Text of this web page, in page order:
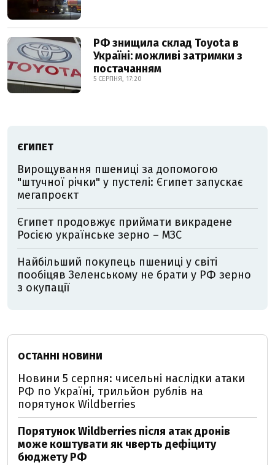
РФ знищила склад Toyota в
Україні: можливі затримки з
постачанням
5 СЕРПНЯ, 17:20
ЄГИПЕТ
Вирощування пшениці за допомогою
"штучної річки" у пустелі: Єгипет запускає
мегапроєкт
Єгипет продовжує приймати викрадене
Росією українське зерно – МЗС
Найбільший покупець пшениці у світі
пообіцяв Зеленському не брати у РФ зерно
з окупації
ОСТАННІ НОВИНИ
Новини 5 серпня: чисельні наслідки атаки
РФ по Україні, трильйон рублів на
порятунок Wildberries
Порятунок Wildberries після атак дронів
може коштувати як чверть дефіциту
бюджету РФ